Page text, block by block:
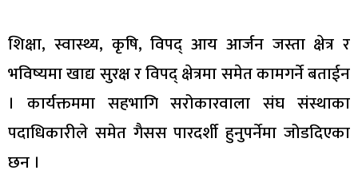
शिक्षा, स्वास्थ्य, कृषि, विपद् आय आर्जन जस्ता क्षेत्र र
भविष्यमा खाद्य सुरक्ष र विपद् क्षेत्रमा समेत कामगर्ने बताईन
। कार्यक्तममा सहभागि सरोकारवाला संघ संस्थाका
पदाधिकारीले समेत गैसस पारदर्शी हुनुपर्नेमा जोडदिएका
छन ।